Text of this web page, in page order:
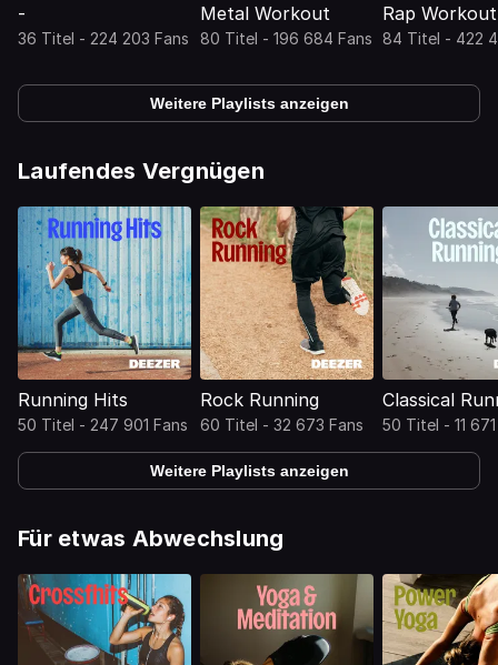
-
36 Titel - 224 203 Fans
Metal Workout
80 Titel - 196 684 Fans
Rap Workout
84 Titel - 422
Weitere Playlists anzeigen
Laufendes Vergnügen
Running Hits
50 Titel - 247 901 Fans
Rock Running
60 Titel - 32 673 Fans
Classical
50 Titel - 11
Weitere Playlists anzeigen
Für etwas Abwechslung